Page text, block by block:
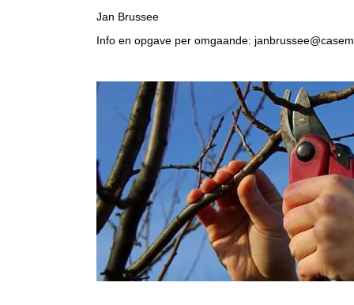
Jan Brussee
Info en opgave per omgaande: